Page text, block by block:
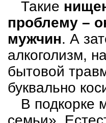
Такие
проблему –
мужчин. А
алкоголизм,
бытовой
буквально
В подкорке